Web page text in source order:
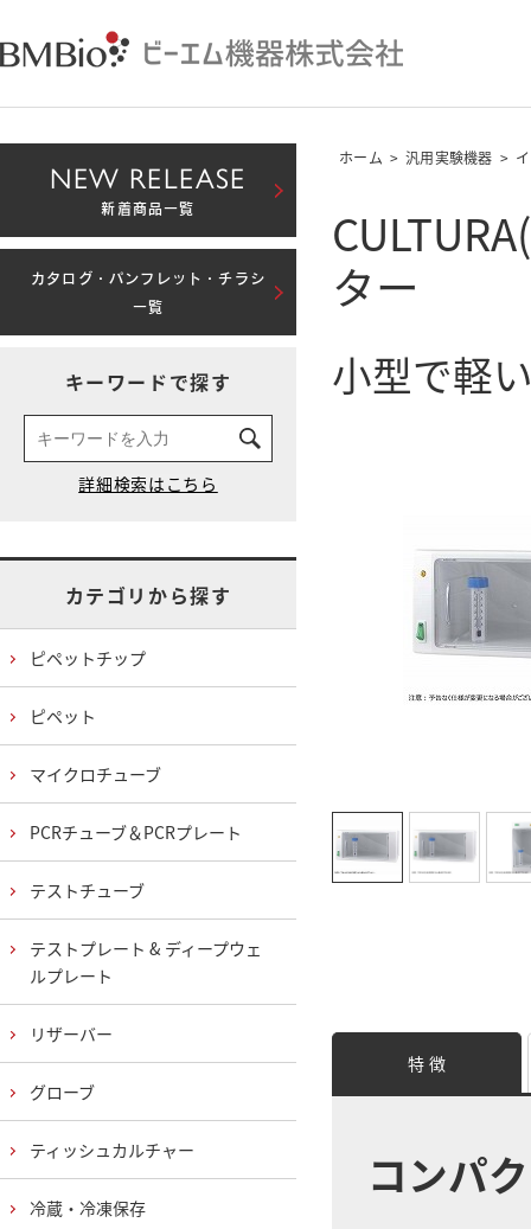
ホーム > 汎用実験機器 >
ター
小型で軽
特 徴
コンパ
NEW RELEASE
新着商品一覧
カタログ・パンフレット・チラシ
一覧
キーワードで探す
カテゴリから探す
ピペットチップ
ピペット
マイクロチューブ
PCRチューブ＆PCRプレート
テストチューブ
テストプレート & ディープウェ
ルプレート
リザーバー
グローブ
ティッシュカルチャー
冷蔵・冷凍保存